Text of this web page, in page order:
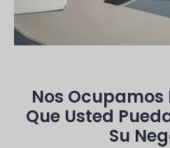
Nos Ocupamos
Que Usted
Su